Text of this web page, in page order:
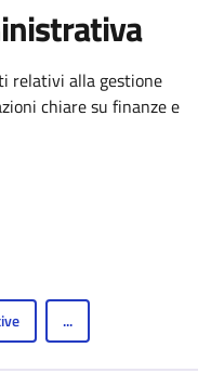
relativi alla gestione
chiare su finanze e
...